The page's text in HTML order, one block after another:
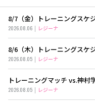
8/7（金）トレーニングスケ
2026.08.06 レジーナ
8/6（木）トレーニングスケ
2026.08.05 レジーナ
トレーニングマッチ vs.神村
2026.08.05 レジーナ